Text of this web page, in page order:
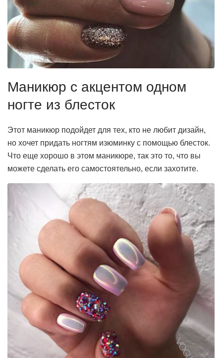
Маникюр с акцентом одном
ногте из блесток
Этот маникюр подойдет для тех, кто не любит дизайн,
но хочет придать ногтям изюминку с помощью блесток.
Что еще хорошо в этом маникюре, так это то, что вы
можете сделать его самостоятельно, если захотите.